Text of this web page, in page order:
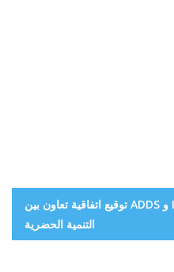
توقيع اتفاقية تعاون بين ADDS و INSTAD لإجراء دراسة حول
التنمية الحضرية